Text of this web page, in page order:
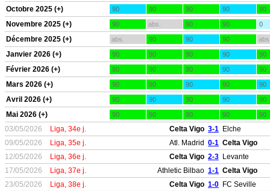
Octobre 2025 (+) 90 90 90 90 90
Novembre 2025 (+) 90 abs. 90 90 0
Décembre 2025 (+) abs. 90 90 90
Janvier 2026 (+) 90 90 90 90 90
Février 2026 (+) 90 90 90 90 90
Mars 2026 (+) 90 90 90 90 90
Avril 2026 (+) 90 90 90 90 90
Mai 2026 (+) 90 90 90 90 90
03/05/2026 Liga, 34e j. Celta Vigo 3-1 Elche
09/05/2026
Liga, 35e j. Atl. Madrid 0-1 Celta Vigo
12/05/2026
Liga, 36e j. Celta Vigo 2-3 Levante
17/05/2026
Liga, 37e j. Athletic Bilbao 1-1 Celta Vigo
23/05/2026
Liga, 38e j. Celta Vigo 1-0 FC Seville